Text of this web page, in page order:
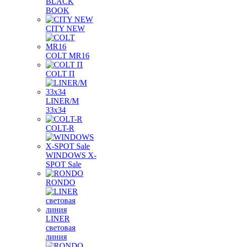
BOOK
CITY NEW
COLT MR16
COLT П
LINER/М
33х34
COLT-R
WINDOWS X-
SPOT Sale
RONDO
LINER
световая
линия